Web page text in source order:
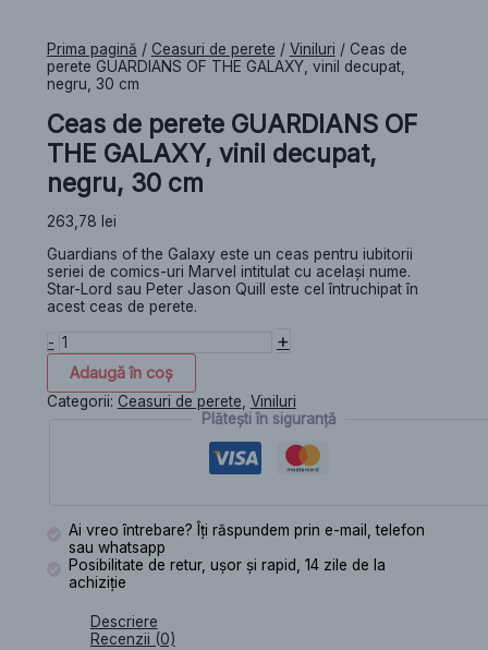
Prima pagină / Ceasuri de perete / Viniluri / Ceas de
perete GUARDIANS OF THE GALAXY, vinil decupat,
negru, 30 cm
Ceas de perete GUARDIANS OF
THE GALAXY, vinil decupat,
negru, 30 cm
263,78 lei
Guardians of the Galaxy este un ceas pentru iubitorii
seriei de comics-uri Marvel intitulat cu același nume.
Star-Lord sau Peter Jason Quill este cel întruchipat în
acest ceas de perete.
- +
Adaugă în coș
Categorii: Ceasuri de perete, Viniluri
Plătești în siguranță
Ai vreo întrebare? Îți răspundem prin e-mail, telefon
sau whatsapp
Posibilitate de retur, ușor și rapid, 14 zile de la
achiziție
Descriere
Recenzii (0)